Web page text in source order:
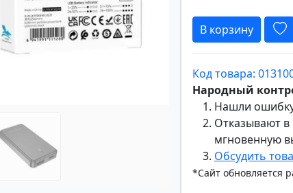
В корзину
Код товара:
Народный
Нашли
Отказывают
мгновенную
Обсудить
*Сайт обновляется